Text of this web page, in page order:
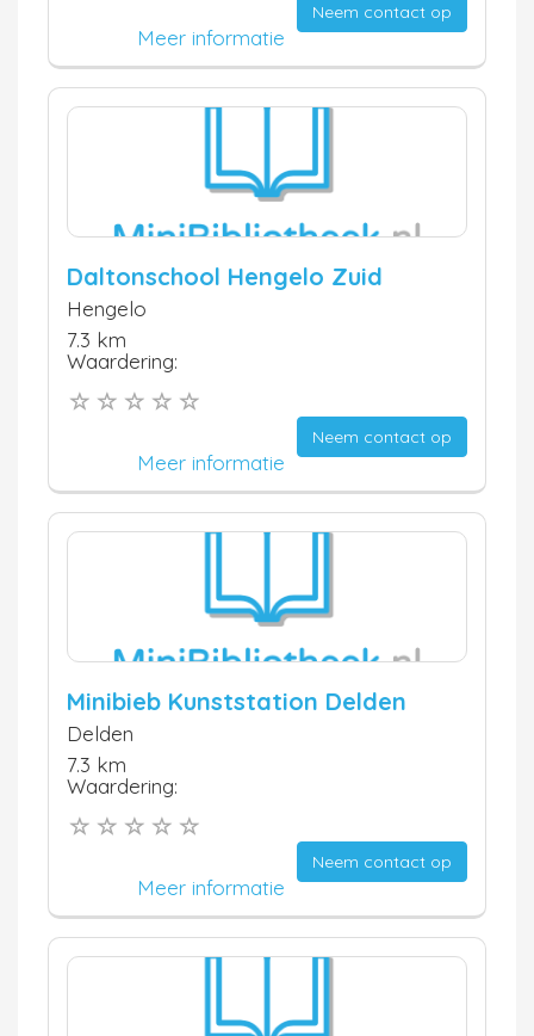
Neem contact op
Meer informatie
Daltonschool Hengelo Zuid
Hengelo
7.3 km
Waardering:
Neem contact op
Meer informatie
Minibieb Kunststation Delden
Delden
7.3 km
Waardering:
Neem contact op
Meer informatie